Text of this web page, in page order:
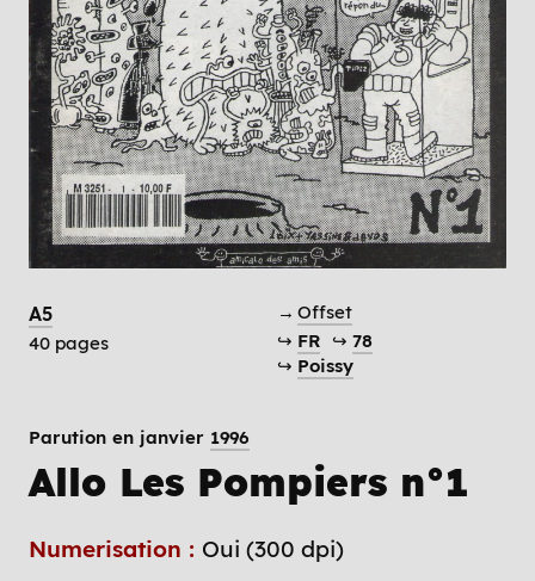
A5
40 pages
→ Offset
↪ FR ↪ 78
↪ Poissy
Parution en janvier 1996
Allo Les Pompiers n°1
Numerisation : Oui (300 dpi)